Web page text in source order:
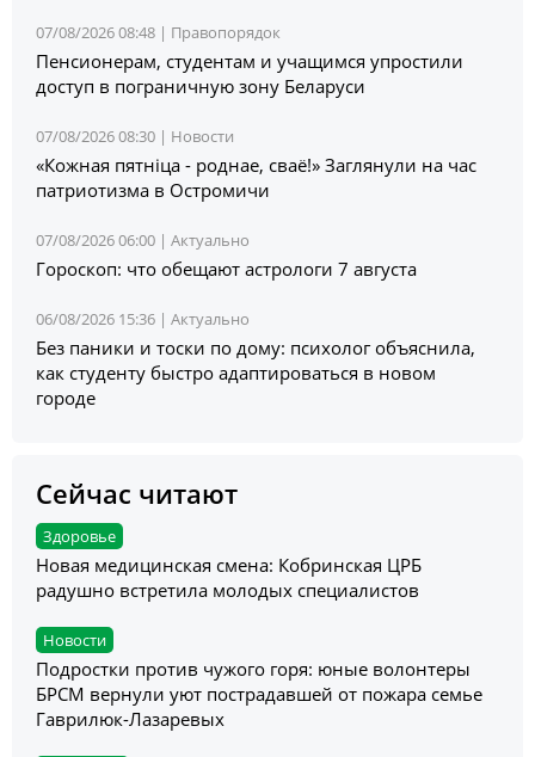
07/08/2026 08:48 | Правопорядок
Пенсионерам, студентам и учащимся упростили
доступ в пограничную зону Беларуси
07/08/2026 08:30 | Новости
«Кожная пятніца - роднае, сваё!» Заглянули на час
патриотизма в Остромичи
07/08/2026 06:00 | Актуально
Гороскоп: что обещают астрологи 7 августа
06/08/2026 15:36 | Актуально
Без паники и тоски по дому: психолог объяснила,
как студенту быстро адаптироваться в новом
городе
Сейчас читают
Здоровье
Новая медицинская смена: Кобринская ЦРБ
радушно встретила молодых специалистов
Новости
Подростки против чужого горя: юные волонтеры
БРСМ вернули уют пострадавшей от пожара семье
Гаврилюк-Лазаревых